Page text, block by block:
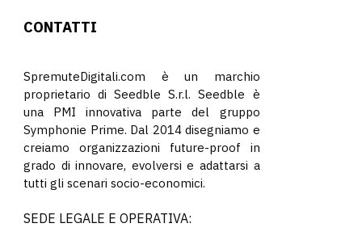
CONTATTI
SpremuteDigitali.com è un marchio
proprietario di Seedble S.r.l. Seedble è
una PMI innovativa parte del gruppo
Symphonie Prime. Dal 2014 disegniamo e
creiamo organizzazioni future-proof in
grado di innovare, evolversi e adattarsi a
tutti gli scenari socio-economici.
SEDE LEGALE E OPERATIVA: